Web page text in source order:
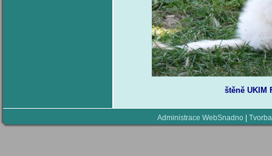
štěně UKIM
Administrace WebSnadno |